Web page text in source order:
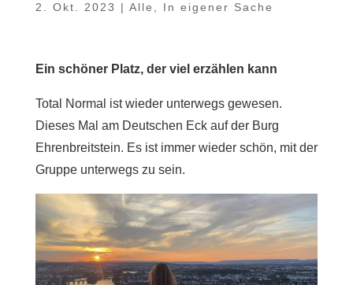
2. Okt. 2023 | Alle In eigener Sache
Ein schöner Platz, der viel erzählen kann
Total Normal ist wieder unterwegs gewesen.
Dieses Mal am Deutschen Eck auf der Burg
Ehrenbreitstein. Es ist immer wieder schön, mit der
Gruppe unterwegs zu sein.